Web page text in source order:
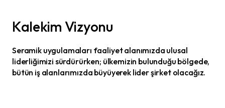
Kalekim Vizyonu
Seramik uygulamaları faaliyet alanımızda ulusal
liderliğimizi sürdürürken; ülkemizin bulunduğu bölgede,
bütün iş alanlarımızda büyüyerek lider şirket olacağız.